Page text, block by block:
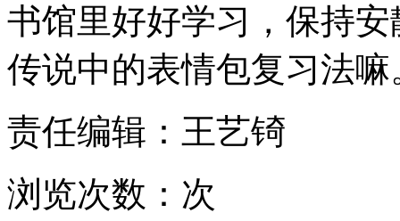
书馆里好好学习，保持
传说中的表情包复习法嘛
责任编辑：王艺锜
浏览次数： 次